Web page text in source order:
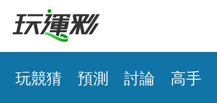
玩競猜 預測 討論 高手